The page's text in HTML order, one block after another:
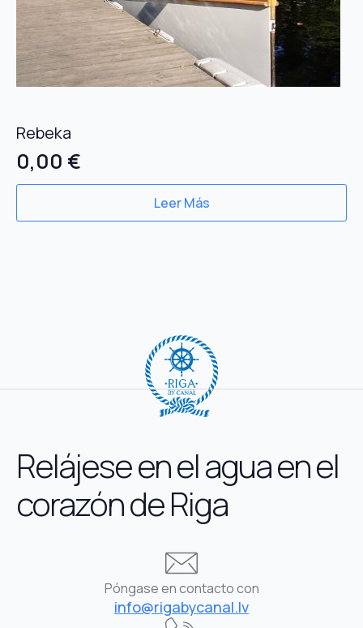
Rebeka
0,00 €
Leer Más
Relájese en el agua en el
corazón de Riga
Póngase en contacto con
info@rigabycanal.lv